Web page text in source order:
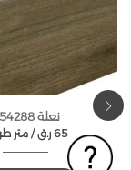
نعلة 554288
متر طولي / 65 ر.ق